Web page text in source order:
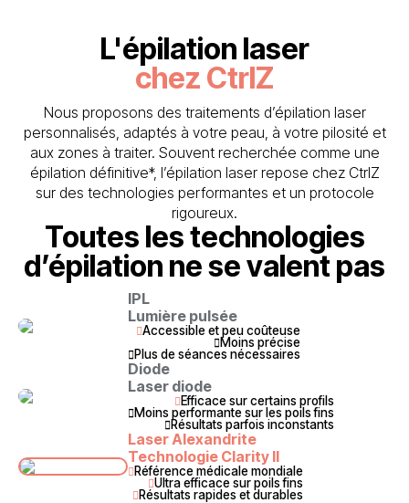
L'épilation laser
chez CtrlZ
Nous proposons des traitements d’épilation laser
personnalisés, adaptés à votre peau, à votre pilosité et
aux zones à traiter. Souvent recherchée comme une
épilation définitive*, l’épilation laser repose chez CtrlZ
sur des technologies performantes et un protocole
rigoureux.
Toutes les technologies
d’épilation ne se valent pas
IPL
Lumière pulsée
Accessible et peu coûteuse

Moins précise

Plus de séances nécessaires

Diode
Laser diode
Efficace sur certains profils

Moins performante sur les poils fins

Résultats parfois inconstants

Laser Alexandrite
Technologie Clarity II
Référence médicale mondiale

Ultra efficace sur poils fins

Résultats rapides et durables
